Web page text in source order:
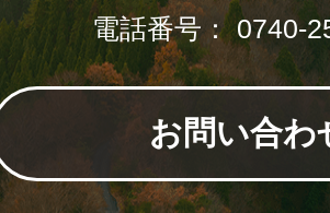
電話番号： 0740-
お問い合わ